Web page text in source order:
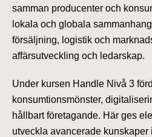
samman producenter och
lokala och globala
försäljning, logistik och
affärsutveckling och ledarskap.
Under kursen Handle Nivå 3
konsumtionsmönster,
hållbart företagande. Här ges
utveckla avancerade kunskaper